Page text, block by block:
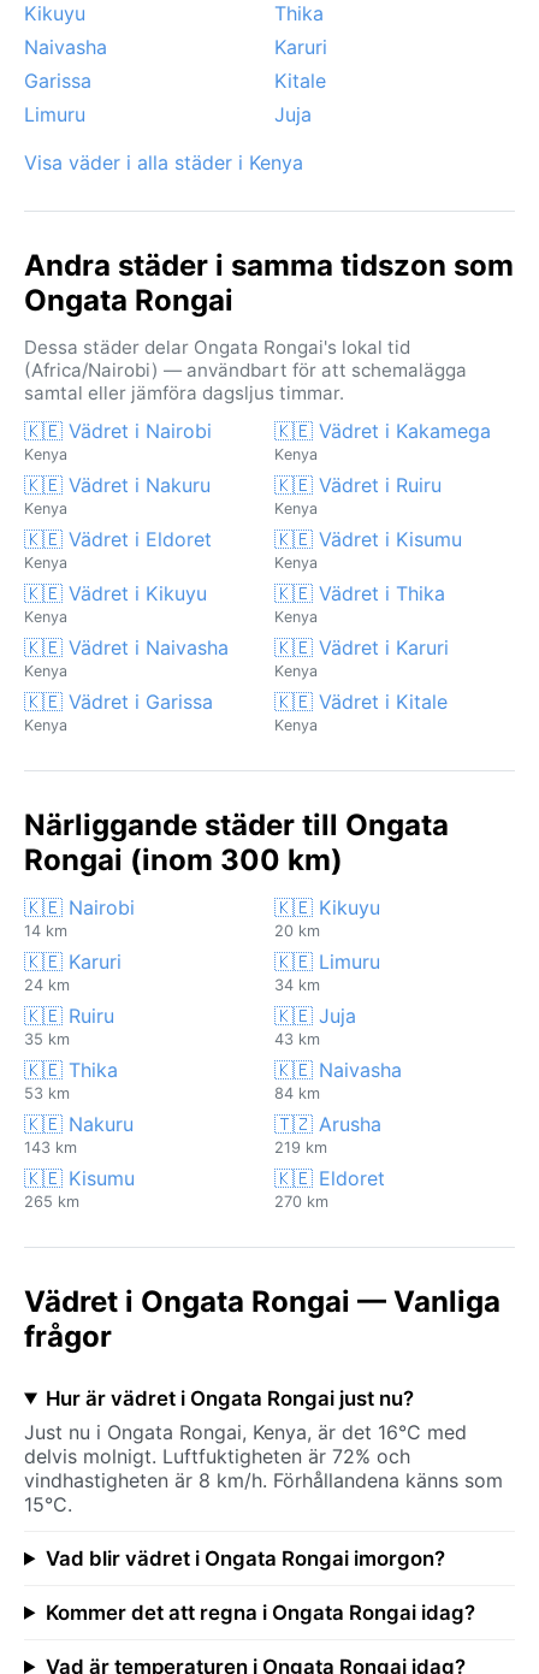
Kikuyu
Thika
Naivasha
Karuri
Garissa
Kitale
Limuru
Juja
Visa väder i alla städer i Kenya
Andra städer i samma tidszon som
Ongata Rongai
Dessa städer delar Ongata Rongai's lokal tid
(Africa/Nairobi) — användbart för att schemalägga
samtal eller jämföra dagsljus timmar.
🇰🇪 Vädret i Nairobi
Kenya
🇰🇪 Vädret i Kakamega
Kenya
🇰🇪 Vädret i Nakuru
Kenya
🇰🇪 Vädret i Ruiru
Kenya
🇰🇪 Vädret i Eldoret
Kenya
🇰🇪 Vädret i Kisumu
Kenya
🇰🇪 Vädret i Kikuyu
Kenya
🇰🇪 Vädret i Thika
Kenya
🇰🇪 Vädret i Naivasha
Kenya
🇰🇪 Vädret i Karuri
Kenya
🇰🇪 Vädret i Garissa
Kenya
🇰🇪 Vädret i Kitale
Kenya
Närliggande städer till Ongata
Rongai (inom 300 km)
🇰🇪 Nairobi
14 km
🇰🇪 Kikuyu
20 km
🇰🇪 Karuri
24 km
🇰🇪 Limuru
34 km
🇰🇪 Ruiru
35 km
🇰🇪 Juja
43 km
🇰🇪 Thika
53 km
🇰🇪 Naivasha
84 km
🇰🇪 Nakuru
143 km
🇹🇿 Arusha
219 km
🇰🇪 Kisumu
265 km
🇰🇪 Eldoret
270 km
Vädret i Ongata Rongai — Vanliga
frågor
Hur är vädret i Ongata Rongai just nu?
Just nu i Ongata Rongai, Kenya, är det 16°C med
delvis molnigt. Luftfuktigheten är 72% och
vindhastigheten är 8 km/h. Förhållandena känns som
15°C.
Vad blir vädret i Ongata Rongai imorgon?
Kommer det att regna i Ongata Rongai idag?
Vad är temperaturen i Ongata Rongai idag?